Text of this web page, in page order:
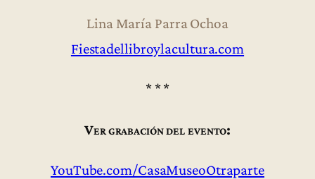
Lina María Parra Ochoa
Fiestadellibroylacultura.com
* * *
Ver grabación del evento:
YouTube.com/CasaMuseoOtraparte